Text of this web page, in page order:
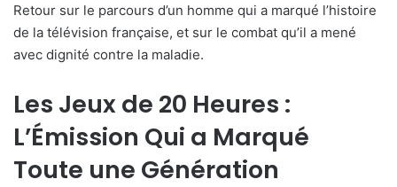
Retour sur le parcours d’un homme qui a marqué l’histoire
de la télévision française, et sur le combat qu’il a mené
avec dignité contre la maladie.
Les Jeux de 20 Heures :
L’Émission Qui a Marqué
Toute une Génération